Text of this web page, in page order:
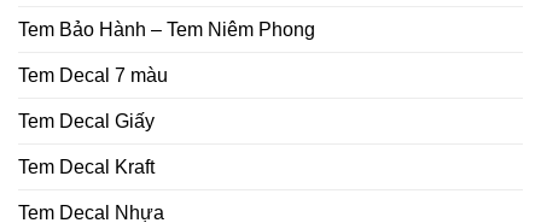
Tem Bảo Hành – Tem Niêm Phong
Tem Decal 7 màu
Tem Decal Giấy
Tem Decal Kraft
Tem Decal Nhựa